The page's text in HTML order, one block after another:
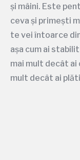
și mâini. Este
ceva și primești
te vei întoarce
așa cum ai
mai mult decât ai
mult decât ai